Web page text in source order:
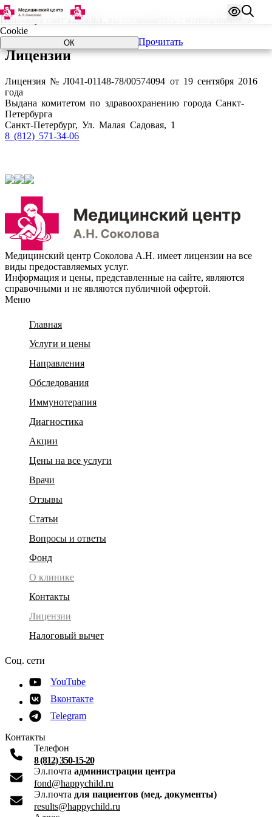
Используя сайт 127.0.0.1
, вы соглашаетесь с использованием
Cookie
ОК Прочитать
Лицензии
Лицензия № Л041-01148-78/00574094 от 19 сентября 2016
года
Выдана комитетом по здравоохранению города Санкт-
Петербурга
Санкт-Петербург, Ул. Малая Садовая, 1
8 (812) 571-34-06
Медицинский центр Соколова А.Н. имеет лицензии на все
виды предоставляемых услуг.
Информация и цены, представленные на сайте, являются
справочными и не являются публичной офертой.
Меню
Главная
Услуги и цены
Направления
Обследования
Иммунотерапия
Диагностика
Акции
Цены на все услуги
Врачи
Отзывы
Статьи
Вопросы и ответы
Фонд
О клинике
Контакты
Лицензии
Налоговый вычет
Соц. сети
YouTube
Вконтакте
Telegram
Контакты
Телефон
8 (812) 350-15-20
Эл.почта администрации центра
fond@happychild.ru
Эл.почта для пациентов (мед. документы)
results@happychild.ru